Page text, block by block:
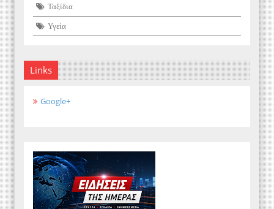
Ταξίδια
Υγεία
Links
Google+